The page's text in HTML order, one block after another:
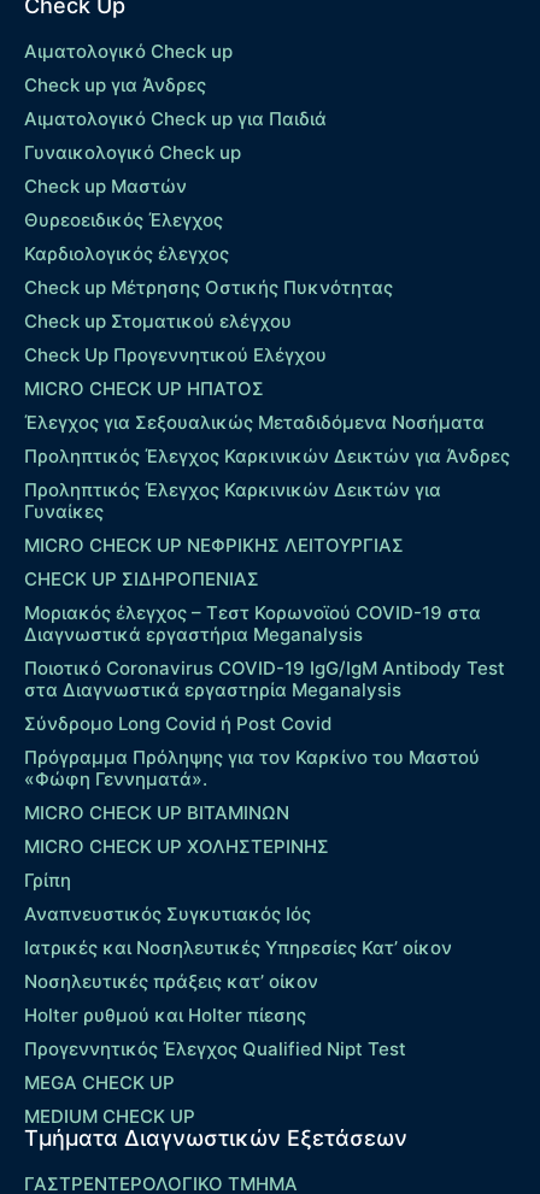
Check Up
Αιματολογικό Check up
Check up για Άνδρες
Αιματολογικό Check up για Παιδιά
Γυναικολογικό Check up
Check up Μαστών
Θυρεοειδικός Έλεγχος
Καρδιολογικός έλεγχος
Check up Mέτρησης Οστικής Πυκνότητας
Check up Στοματικού ελέγχου
Check Up Προγεννητικού Ελέγχου
MICRO CHECK UP HΠΑΤΟΣ
Έλεγχος για Σεξουαλικώς Μεταδιδόμενα Νοσήματα
Προληπτικός Έλεγχος Καρκινικών Δεικτών για Άνδρες
Προληπτικός Έλεγχος Καρκινικών Δεικτών για
Γυναίκες
MICRO CHECK UP ΝΕΦΡΙΚΗΣ ΛΕΙΤΟΥΡΓΙΑΣ
CHECK UP ΣΙΔΗΡΟΠΕΝΙΑΣ
Μοριακός έλεγχος – Τεστ Κορωνοϊού COVID-19 στα
Διαγνωστικά εργαστήρια Meganalysis
Ποιοτικό Coronavirus COVID-19 IgG/IgM Antibody Test
στα Διαγνωστικά εργαστηρία Meganalysis
Σύνδρομο Long Covid ή Post Covid
Πρόγραμμα Πρόληψης για τον Καρκίνο του Μαστού
«Φώφη Γεννηματά».
MICRO CHECK UP ΒΙΤΑΜΙΝΩΝ
MICRO CHECK UP ΧΟΛΗΣΤΕΡΙΝΗΣ
Γρίπη
Αναπνευστικός Συγκυτιακός Ιός
Ιατρικές και Νοσηλευτικές Υπηρεσίες Κατ’ οίκον
Νοσηλευτικές πράξεις κατ’ οίκον
Holter ρυθμού και Holter πίεσης
Προγεννητικός Έλεγχος Qualified Nipt Test
MEGA CHECK UP
MEDIUM CHECK UP
Τμήματα Διαγνωστικών Εξετάσεων
ΓΑΣΤΡΕΝΤΕΡΟΛΟΓΙΚΟ ΤΜΗΜΑ